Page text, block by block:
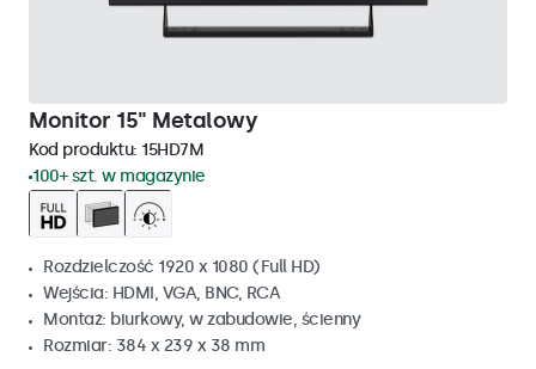
Monitor 15" Metalowy
Kod produktu: 15HD7M
100+ szt. w magazynie
Rozdzielczość 1920 x 1080 (Full HD)
Wejścia: HDMI, VGA, BNC, RCA
Montaż: biurkowy, w zabudowie, ścienny
Rozmiar: 384 x 239 x 38 mm